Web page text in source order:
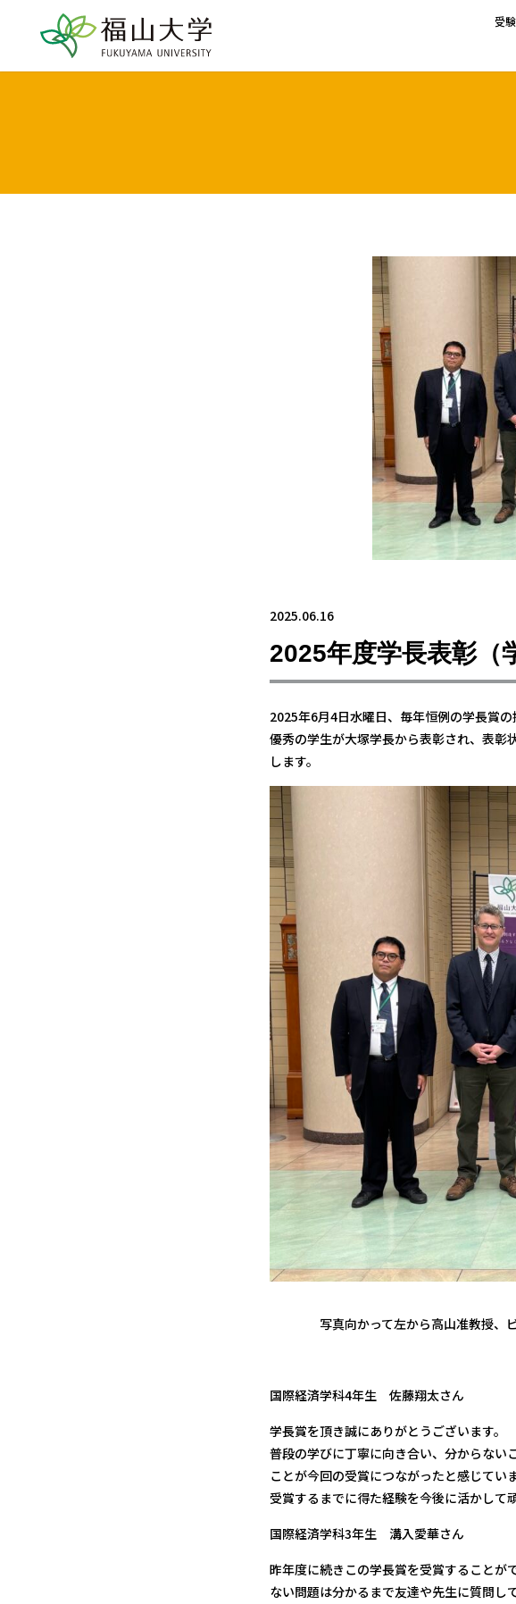
受
2025.06.16
2025年度学長表彰（
2025年6月4日水曜日、毎年恒例の学長賞
優秀の学生が大塚学長から表彰され、表彰
します。
写真向かって左から高山准教授、
国際経済学科4年生 佐藤翔太さん
学長賞を頂き誠にありがとうございます。
普段の学びに丁寧に向き合い、分からない
ことが今回の受賞につながったと感じていま
受賞するまでに得た経験を今後に活かして
国際経済学科3年生 溝入愛華さん
昨年度に続きこの学長賞を受賞することが
ない問題は分かるまで友達や先生に質問